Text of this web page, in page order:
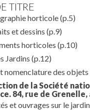
TITRE
horticole(p.5)
et dessins (p.9)
horticoles (p.10)
Jardins (p.12)
nomenclature des objets
de la Société
84, rue de Grenelle,
et ouvrages sur le